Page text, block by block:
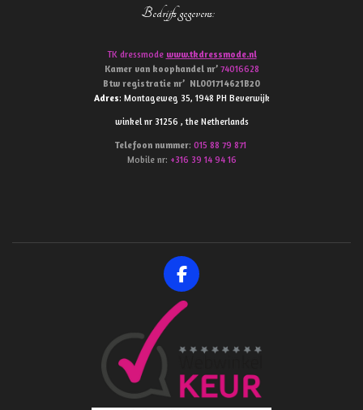
Bedrijfs gegevens:
TK dressmode www.tkdressmode.nl
Kamer van koophandel nr’ 74016628
Btw registratie nr’ NL001714621B20
Adres: Montageweg 35, 1948 PH Beverwijk
winkel nr 31256 , the Netherlands
Telefoon nummer: 015 88 79 871
Mobile nr: +316 39 14 94 16
F
a
c
b
o
k